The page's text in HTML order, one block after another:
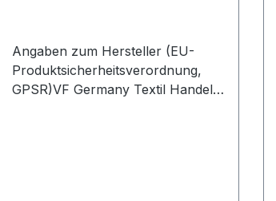
Angaben zum Hersteller (EU-
Produktsicherheitsverordnung,
GPSR)VF Germany Textil Handels